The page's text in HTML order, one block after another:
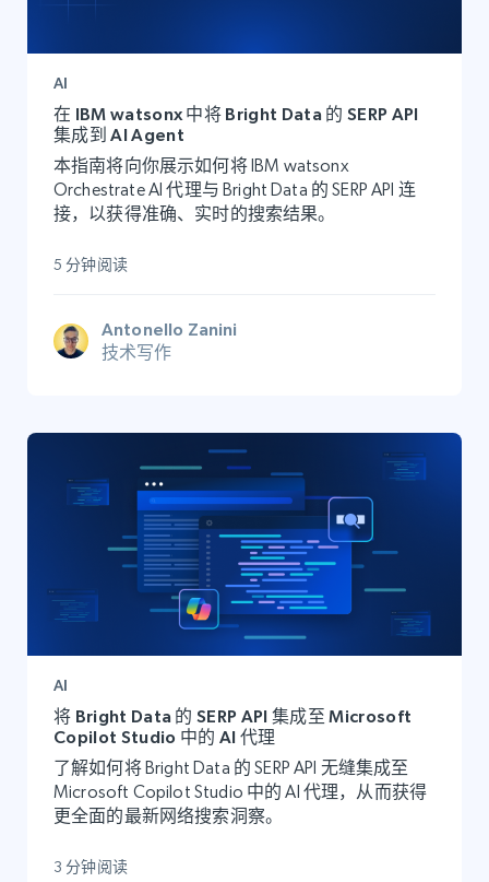
AI
在 IBM watsonx 中将 Bright Data 的 SERP API
集成到 AI Agent
本指南将向你展示如何将 IBM watsonx
Orchestrate AI 代理与 Bright Data 的 SERP API 连
接，以获得准确、实时的搜索结果。
5 分钟阅读
Antonello Zanini
技术写作
AI
将 Bright Data 的 SERP API 集成至 Microsoft
Copilot Studio 中的 AI 代理
了解如何将 Bright Data 的 SERP API 无缝集成至
Microsoft Copilot Studio 中的 AI 代理，从而获得
更全面的最新网络搜索洞察。
3 分钟阅读